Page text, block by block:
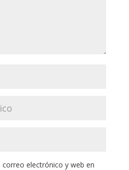
electrónico y web en